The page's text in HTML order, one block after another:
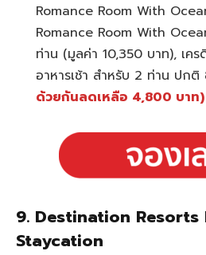
Romance Room With
Romance Room With
ท่าน (มูลค่า 10,350 บาท), เค
อาหารเช้า สำหรับ 2 ท่าน ปก
ด้วยกันลดเหลือ 4,800 บาท)
9. Destination Resorts
Staycation